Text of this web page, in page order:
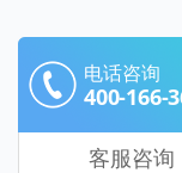
电话咨询
400-166-
客服咨询